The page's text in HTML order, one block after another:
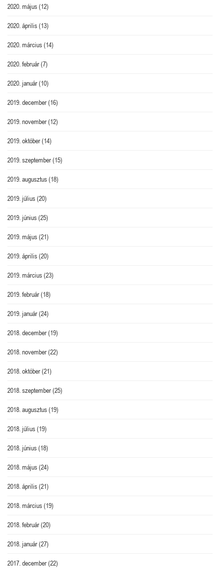
2020. május(12)
2020. április(13)
2020. március(14)
2020. február(7)
2020. január(10)
2019. december(16)
2019. november(12)
2019. október(14)
2019. szeptember(15)
2019. augusztus(18)
2019. július(20)
2019. június(25)
2019. május(21)
2019. április(20)
2019. március(23)
2019. február(18)
2019. január(24)
2018. december(19)
2018. november(22)
2018. október(21)
2018. szeptember(25)
2018. augusztus(19)
2018. július(19)
2018. június(18)
2018. május(24)
2018. április(21)
2018. március(19)
2018. február(20)
2018. január(27)
2017. december(22)